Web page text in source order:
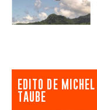
EDITO DE MICHEL
TAUBE